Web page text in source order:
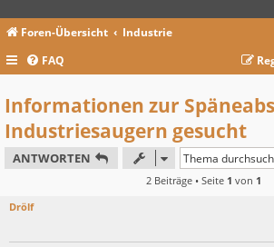
Foren-Übersicht Industrie
FAQ
Informationen zur
Industriesaugern gesucht
ANTWORTEN
2 Beiträge • Seite 1 von 1
Drölf